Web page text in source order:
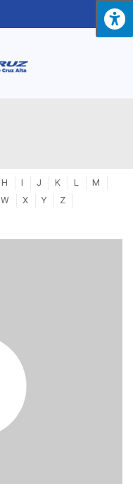
H I J K L
M
W X Y Z